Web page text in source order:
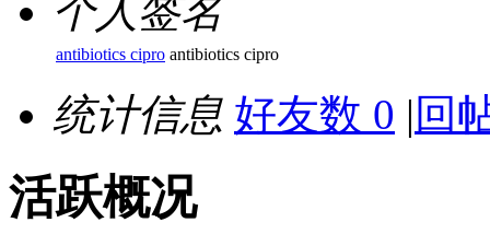
个人签名
antibiotics cipro antibiotics cipro
统计信息 好友数 0 | 回
活跃概况